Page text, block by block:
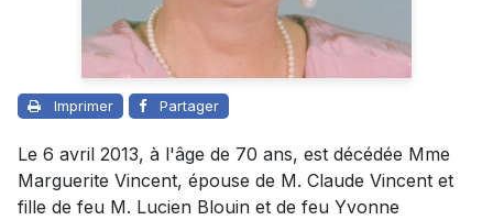
Imprimer Partager
Le 6 avril 2013, à l'âge de 70 ans, est décédée Mme
Marguerite Vincent, épouse de M. Claude Vincent et
fille de feu M. Lucien Blouin et de feu Yvonne